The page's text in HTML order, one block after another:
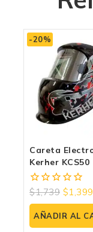
-20%
Careta
Kerher KCS50
0
fuera
de
5
$1,739 $1,399
AÑADIR AL